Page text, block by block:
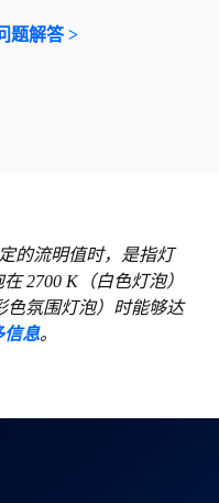
题解答 >
的流明值时，是指灯
2700 K（白色灯泡）
色氛围灯泡）时能够达
信息。